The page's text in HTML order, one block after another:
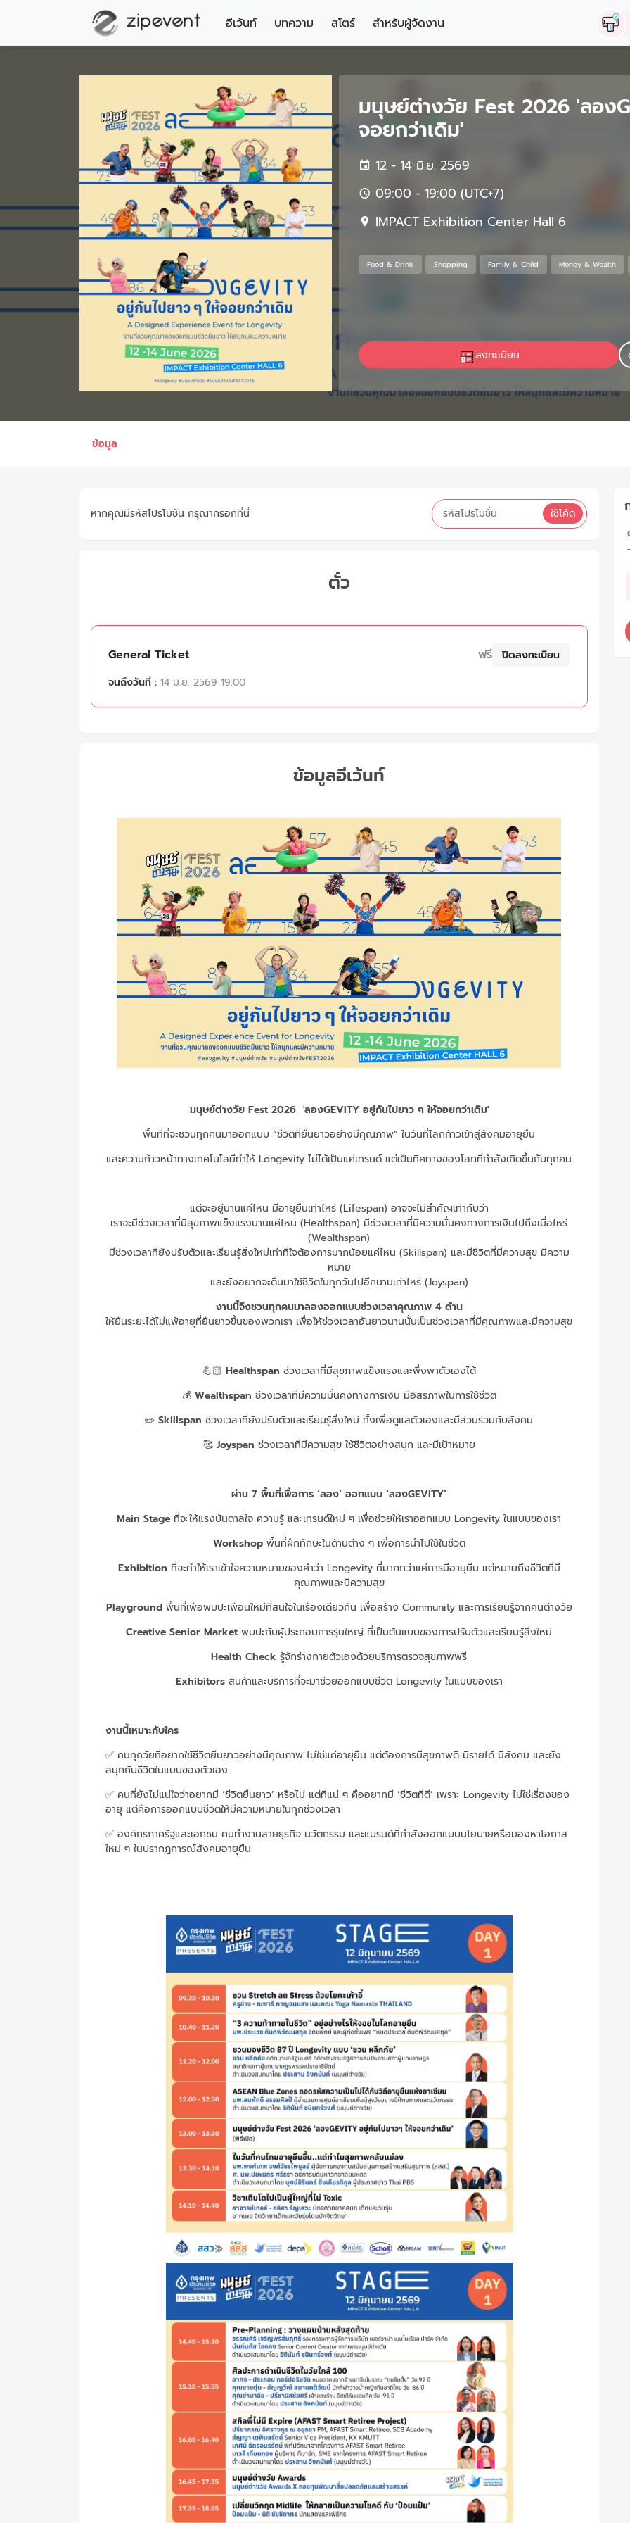
อีเว้นท์ บทความ สโตร์ สำหรับผู้จัดงาน
มนุษย์ต่างวัย Fest 2026 'ลอง
จอยกว่าเดิม'
12 - 14 มิ.ย. 2569
09:00 - 19:00 (UTC+7)
IMPACT Exhibition Center Hall 6
Food & Drink Shopping Family & Child Money & Wealth
ลงทะเบียน
ข้อมูล
หากคุณมีรหัสโปรโมชัน กรุณากรอกที่นี่ ใช้โค้ด
ตั๋ว
General Ticket ฟรี
ปิดลงทะเบียน
จนถึงวันที่ : 14 มิ.ย. 2569 19:00
ข้อมูลอีเว้นท์
มนุษย์ต่างวัย Fest 2026 'ลองGEVITY อยู่กันไปยาว ๆ ให้จอยกว่าเดิม'
พื้นที่ที่จะชวนทุกคนมาออกแบบ “ชีวิตที่ยืนยาวอย่างมีคุณภาพ” ในวันที่โลกก้าวเข้าสู่สังคมอายุยืน
และความก้าวหน้าทางเทคโนโลยีทำให้ Longevity ไม่ได้เป็นแค่เทรนด์ แต่เป็นทิศทางของโลกที่กำลังเกิดขึ้นกับทุกคน
แต่จะอยู่นานแค่ไหน มีอายุยืนเท่าไหร่ (Lifespan) อาจจะไม่สำคัญเท่ากับว่า
เราจะมีช่วงเวลาที่มีสุขภาพแข็งแรงนานแค่ไหน (Healthspan) มีช่วงเวลาที่มีความมั่นคงทางการเงินไปถึงเมื่อไหร่
(Wealthspan)
มีช่วงเวลาที่ยังปรับตัวและเรียนรู้สิ่งใหม่เท่าที่ใจต้องการมากน้อยแค่ไหน (Skillspan) และมีชีวิตที่มีความสุข มีความ
หมาย
และยังอยากจะตื่นมาใช้ชีวิตในทุกวันไปอีกนานเท่าไหร่​ (Joyspan)
งานนี้จึงชวนทุกคนมาลองออกแบบช่วงเวลาคุณภาพ 4 ด้าน
ให้ยืนระยะได้ไม่แพ้อายุที่ยืนยาวขึ้นของพวกเรา เพื่อให้ช่วงเวลาอันยาวนานนั้นเป็นช่วงเวลาที่มีคุณภาพและมีความสุข
💪🏻 Healthspan ช่วงเวลาที่มีสุขภาพแข็งแรงและพึ่งพาตัวเองได้
💰 Wealthspan ช่วงเวลาที่มีความมั่นคงทางการเงิน มีอิสรภาพในการใช้ชีวิต
✏️ Skillspan ช่วงเวลาที่ยังปรับตัวและเรียนรู้สิ่งใหม่ ทั้งเพื่อดูแลตัวเองและมีส่วนร่วมกับสังคม
🥰 Joyspan ช่วงเวลาที่มีความสุข ใช้ชีวิตอย่างสนุก และมีเป้าหมาย
ผ่าน 7 พื้นที่เพื่อการ ‘ลอง’ ออกแบบ ‘ลองGEVITY’
Main Stage ที่จะให้แรงบันดาลใจ ความรู้ และเทรนด์ใหม่ ๆ เพื่อช่วยให้เราออกแบบ Longevity ในแบบของเรา
Workshopพื้นที่ฝึกทักษะในด้านต่าง ๆ เพื่อการนำไปใช้ในชีวิต
Exhibition ที่จะทำให้เราเข้าใจความหมายของคำว่า Longevity ที่มากกว่าแค่การมีอายุยืน แต่หมายถึงชีวิตที่มี
คุณภาพและมีความสุข
Playgroundพื้นที่เพื่อพบปะเพื่อนใหม่ที่สนใจในเรื่องเดียวกัน เพื่อสร้าง Community และการเรียนรู้จากคนต่างวัย
Creative Senior Marketพบปะกับผู้ประกอบการรุ่นใหญ่ ที่เป็นต้นแบบของการปรับตัวและเรียนรู้สิ่งใหม่
Health Check รู้จักร่างกายตัวเองด้วยบริการตรวจสุขภาพฟรี
Exhibitorsสินค้าและบริการที่จะมาช่วยออกแบบชีวิต Longevity ในแบบของเรา
งานนี้เหมาะกับใคร
✅ คนทุกวัยที่อยากใช้ชีวิตยืนยาวอย่างมีคุณภาพ ไม่ใช่แค่อายุยืน แต่ต้องการมีสุขภาพดี มีรายได้ มีสังคม และยัง
สนุกกับชีวิตในแบบของตัวเอง
✅ คนที่ยังไม่แน่ใจว่าอยากมี ‘ชีวิตยืนยาว’ หรือไม่ แต่ที่แน่ ๆ คืออยากมี ‘ชีวิตที่ดี’ เพราะ Longevity ไม่ใช่เรื่องของ
อายุ แต่คือการออกแบบชีวิตให้มีความหมายในทุกช่วงเวลา
✅ องค์กรภาครัฐและเอกชน คนทำงานสายธุรกิจ นวัตกรรม และแบรนด์ที่กำลังออกแบบนโยบายหรือมองหาโอกาส
ใหม่ ๆ ในปรากฏการณ์สังคมอายุยืน